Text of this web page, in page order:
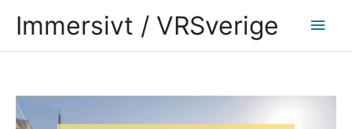
Immersivt / VRSverige